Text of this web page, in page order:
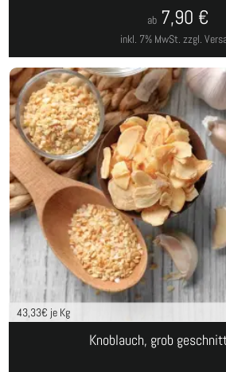
inkl. 7% MwSt. zzgl.
ab 7,90 €
43,33€ je Kg
Knoblauch, grob